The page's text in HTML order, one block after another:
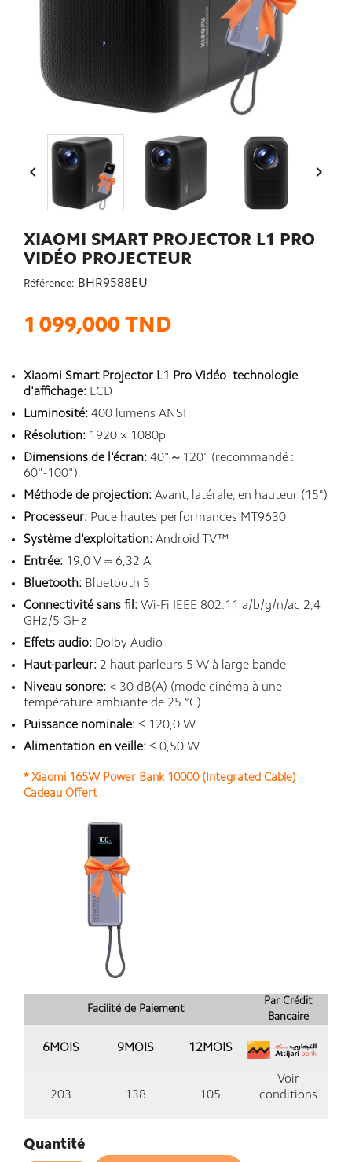
 
XIAOMI SMART PROJECTOR L1 PRO
VIDÉO PROJECTEUR
Référence: BHR9588EU
1 099,000 TND
Xiaomi Smart Projector L1 Pro Vidéo technologie
d'affichage: LCD
Luminosité: 400 lumens ANSI
Résolution: 1920 × 1080p
Dimensions de l'écran: 40"～120" (recommandé :
60"-100")
Méthode de projection: Avant, latérale, en hauteur (15°)
Processeur: Puce hautes performances MT9630
Système d'exploitation: Android TV™
Entrée: 19,0 V ⎓ 6,32 A
Bluetooth: Bluetooth 5
Connectivité sans fil: Wi-Fi IEEE 802.11 a/b/g/n/ac 2,4
GHz/5 GHz
Effets audio: Dolby Audio
Haut-parleur: 2 haut-parleurs 5 W à large bande
Niveau sonore: < 30 dB(A) (mode cinéma à une
température ambiante de 25 °C)
Puissance nominale: ≤ 120,0 W
Alimentation en veille: ≤ 0,50 W
* Xiaomi 165W Power Bank 10000 (Integrated Cable)
Cadeau Offert
Facilité de Paiement
Par Crédit
Bancaire
6MOIS 9MOIS 12MOIS
203 138 105
Voir
conditions
Quantité